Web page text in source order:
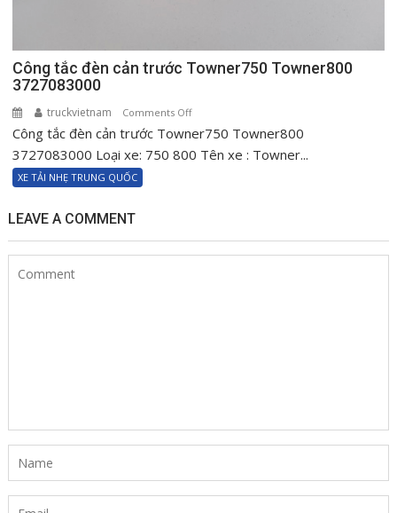
Công tắc đèn cản trước Towner750 Towner800
3727083000
truckvietnam Comments Offon
Công
tắc
Công tắc đèn cản trước Towner750 Towner800
3727083000 Loại xe: 750 800 Tên xe : Towner...
XE TẢI NHẸ TRUNG QUỐC
LEAVE A COMMENT